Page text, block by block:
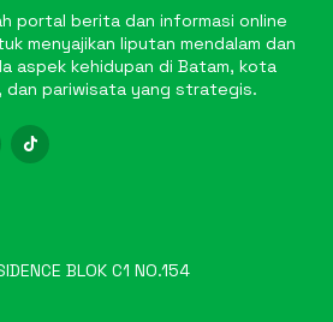
portal berita dan informasi online
menyajikan liputan mendalam dan
aspek kehidupan di Batam, kota
dan pariwisata yang strategis.
BLOK C1 NO.154